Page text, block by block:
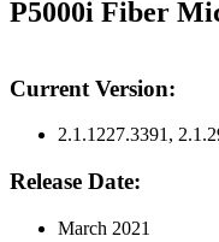
P5000i Fiber
Current Version:
2.1.1227.3391,
Release Date:
March 2021